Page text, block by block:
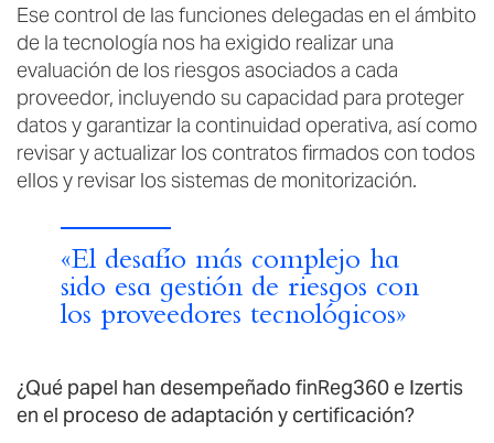
Ese control de las funciones delegadas en el ámbito
de la tecnología nos ha exigido realizar una
evaluación de los riesgos asociados a cada
proveedor, incluyendo su capacidad para proteger
datos y garantizar la continuidad operativa, así como
revisar y actualizar los contratos firmados con todos
ellos y revisar los sistemas de monitorización.
«El desafío más complejo ha
sido esa gestión de riesgos con
los proveedores tecnológicos»
¿Qué papel han desempeñado finReg360 e Izertis
en el proceso de adaptación y certificación?